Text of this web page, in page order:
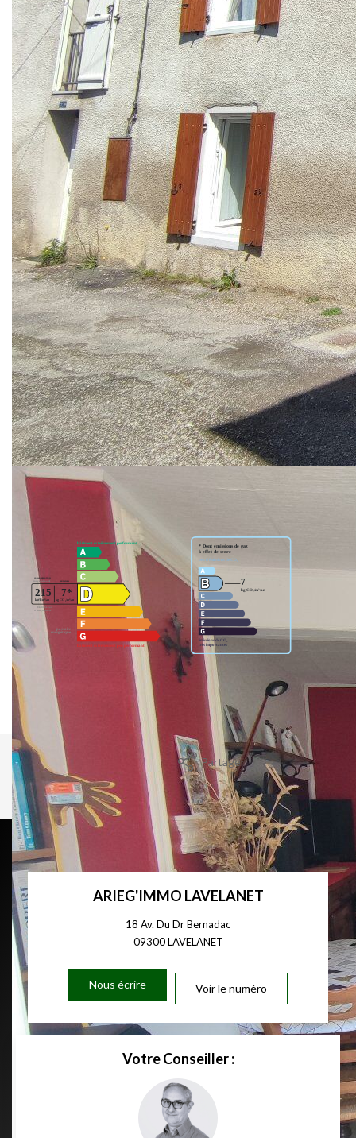
Idéale pour un premier achat ou une famille, cette maison
est composée en rez-de-chaussée d'une cuisine/salle à
manger, d'un salon et d'un wc.
À l'étage, le grand palier dessert deux belles chambres
lumineuses, un dressing et une salle d'eau avec wc. Les
combles sont aménageables pour 2 pièces
supplémentaires.
La grange attenante permet de mettre à l'abri plusieurs
voitures tout en offrant un espace de stockage et un coin
atelier.
- Pas de jardin (la surface de terrain indiquée correspond à
la surface construite)
Double vitrage - Isolation intérieure - Chauffe-eau
thermodynamique - Assainissement collectif.
Les informations sur les risques auxquels ce bien est
exposé sont disponibles sur le site Géorisques :
www.georisques.gouv.fr
Nous contacter
Diagnostics énergétiques
Montant estimé des dépenses annuelles d'énergie pour un
usage standard entre 1440€ et 1980€. indexées aux années
2021,2022 et 2023 (abonnement compris).
Partager
Calculer mon budget
ARIEG'IMMO LAVELANET
18 Av. Du Dr Bernadac
09300LAVELANET
Nous écrire Voir le numéro
Votre Conseiller :